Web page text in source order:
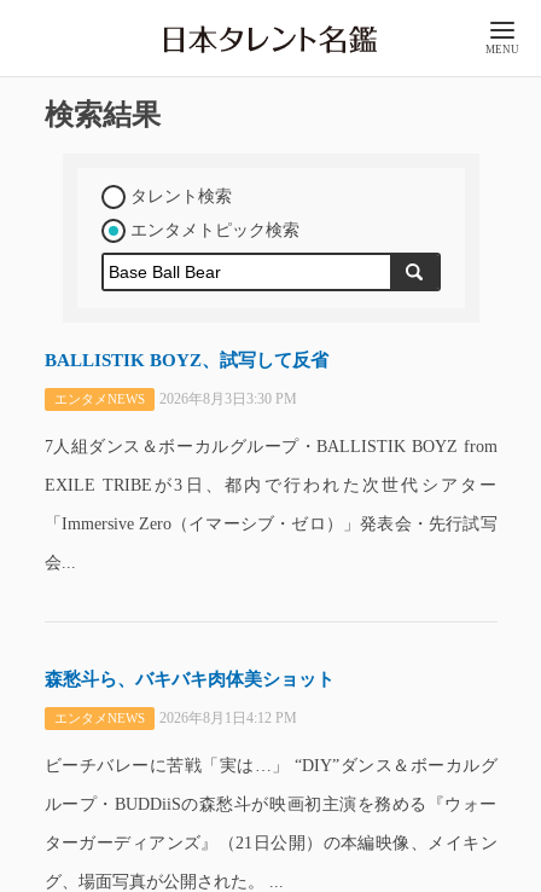
MENU
検索結果
タレント検索
エンタメトピック検索
BALLISTIK BOYZ、試写して反省
エンタメNEWS 2026年8月3日3:30 PM
7人組ダンス＆ボーカルグループ・BALLISTIK BOYZ from
EXILE TRIBEが3日、都内で行われた次世代シアター
「Immersive Zero（イマーシブ・ゼロ）」発表会・先行試写
会...
森愁斗ら、バキバキ肉体美ショット
エンタメNEWS 2026年8月1日4:12 PM
ビーチバレーに苦戦「実は…」 “DIY”ダンス＆ボーカルグ
ループ・BUDDiiSの森愁斗が映画初主演を務める『ウォー
ターガーディアンズ』（21日公開）の本編映像、メイキン
グ、場面写真が公開された。 ...